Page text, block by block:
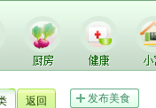
返回 发布美食